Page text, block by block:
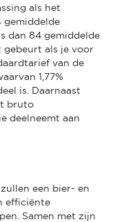
als het
gemiddelde
dan 84 gemiddelde
gebeurt als je voor
van de
1,77%
is. Daarnaast
bruto
deelneemt aan
een bier- en
efficiënte
Samen met zijn